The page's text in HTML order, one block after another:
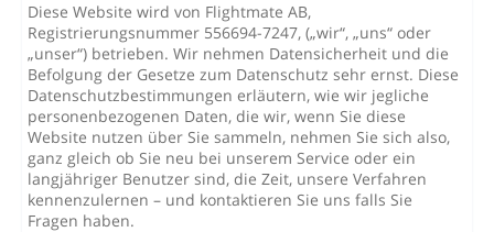
Diese Website wird von Flightmate AB,
Registrierungsnummer 556694-7247, („wir“, „uns“ oder
„unser“) betrieben. Wir nehmen Datensicherheit und die
Befolgung der Gesetze zum Datenschutz sehr ernst. Diese
Datenschutzbestimmungen erläutern, wie wir jegliche
personenbezogenen Daten, die wir, wenn Sie diese
Website nutzen über Sie sammeln, nehmen Sie sich also,
ganz gleich ob Sie neu bei unserem Service oder ein
langjähriger Benutzer sind, die Zeit, unsere Verfahren
kennenzulernen – und kontaktieren Sie uns falls Sie
Fragen haben.